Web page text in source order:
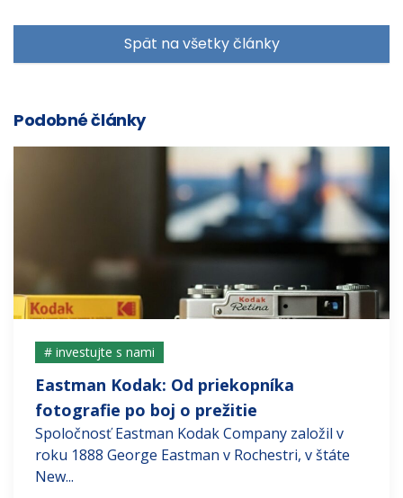
Spät na všetky články
Podobné články
# investujte s nami
Eastman Kodak: Od priekopníka
fotografie po boj o prežitie
Spoločnosť Eastman Kodak Company založil v
roku 1888 George Eastman v Rochestri, v štáte
New...